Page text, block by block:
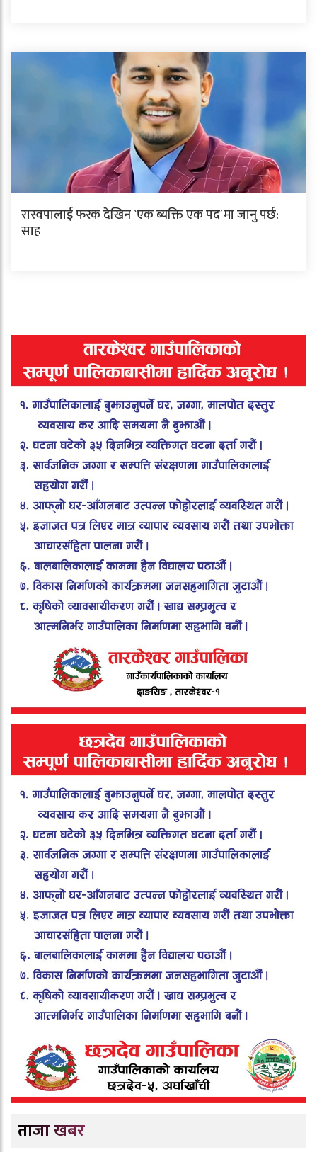
रास्वपालाई फरक देखिन `एक ब्यक्ति एक पद´मा जानु पर्छ:
साह
ताजा खबर